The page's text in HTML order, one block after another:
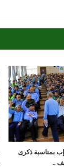
إب بمناسبة ذكرى
..